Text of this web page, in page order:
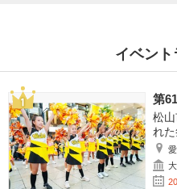
イベン
第
松
れ